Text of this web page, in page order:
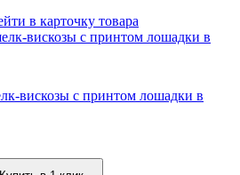
в карточку товара
вискозы с принтом лошадки в